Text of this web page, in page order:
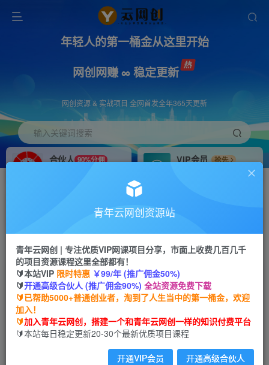
年轻人的第一桶金从这里开始
网创网赚 ∞ 稳定更新
网创资源 & 实战项目 全网首发全年365天更新
输入关键词搜索
合伙人 90%分佣
VIP会员
抢先
搭建同款网站，自己当老板
首页 创业课程 会员专属 正文
（6979期）某收费培训56期7月课，京东搜推与爆
款打造技巧，站内外广告高ROI投放打法
青年云网创
2年前发布
关注 私信
青年云网创资源站
青年云网创 | 专注优质VIP网课项目分享，市面上收费几百几千
的项目资源课程这里全部都有！
🔰本站VIP 限时特惠 ￥99/年 (推广佣金50%)
🔰开通高级合伙人 (推广佣金90%) 全站资源免费下载
🔰已帮助5000+普通创业者，淘到了人生当中的第一桶金，欢迎
加入！
🔰加入青年云网创，搭建一个和青年云网创一样的知识付费平台
🔰本站每日稳定更新20-30个最新优质项目课程
开通VIP会员 开通高级合伙人